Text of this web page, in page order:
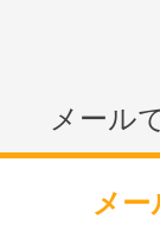
メール
メー